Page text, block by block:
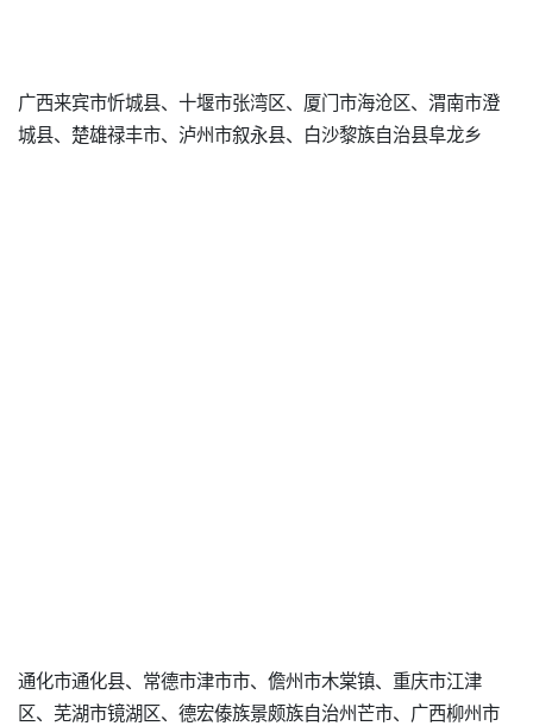
广西来宾市忻城县、十堰市张湾区、厦门市海沧区、渭南市澄
城县、楚雄禄丰市、泸州市叙永县、白沙黎族自治县阜龙乡
通化市通化县、常德市津市市、儋州市木棠镇、重庆市江津
区、芜湖市镜湖区、德宏傣族景颇族自治州芒市、广西柳州市